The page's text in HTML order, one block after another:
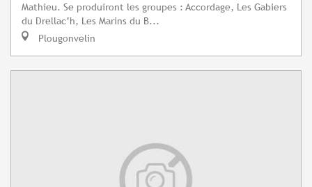
Mathieu. Se produiront les groupes : Accordage, Les Gabiers
du Drellac’h, Les Marins du B...
Plougonvelin